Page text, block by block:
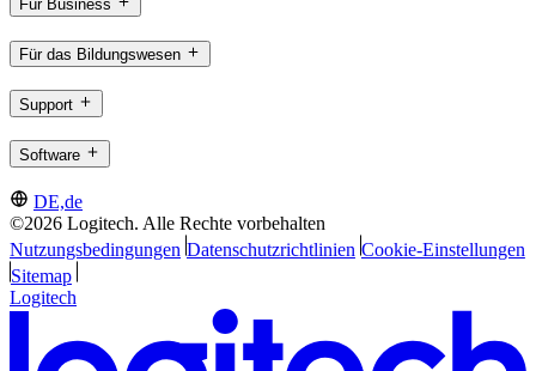
Für Business
Für das Bildungswesen
Support
Software
DE,de
©2026 Logitech. Alle Rechte vorbehalten
Nutzungsbedingungen Datenschutzrichtlinien Cookie-Einstellungen
Sitemap
Logitech